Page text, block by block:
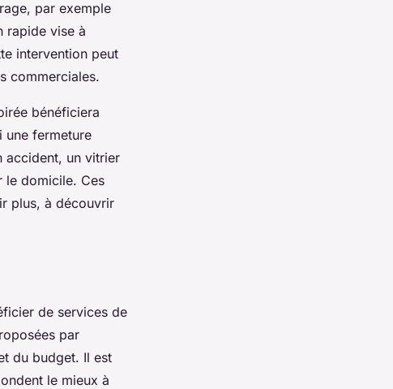
par exemple
rapide vise à
intervention peut
commerciales.
bénéficiera
une fermeture
accident, un vitrier
le domicile. Ces
plus, à découvrir
de services de
par
du budget. Il est
le mieux à